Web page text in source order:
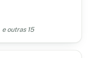
e outras 15